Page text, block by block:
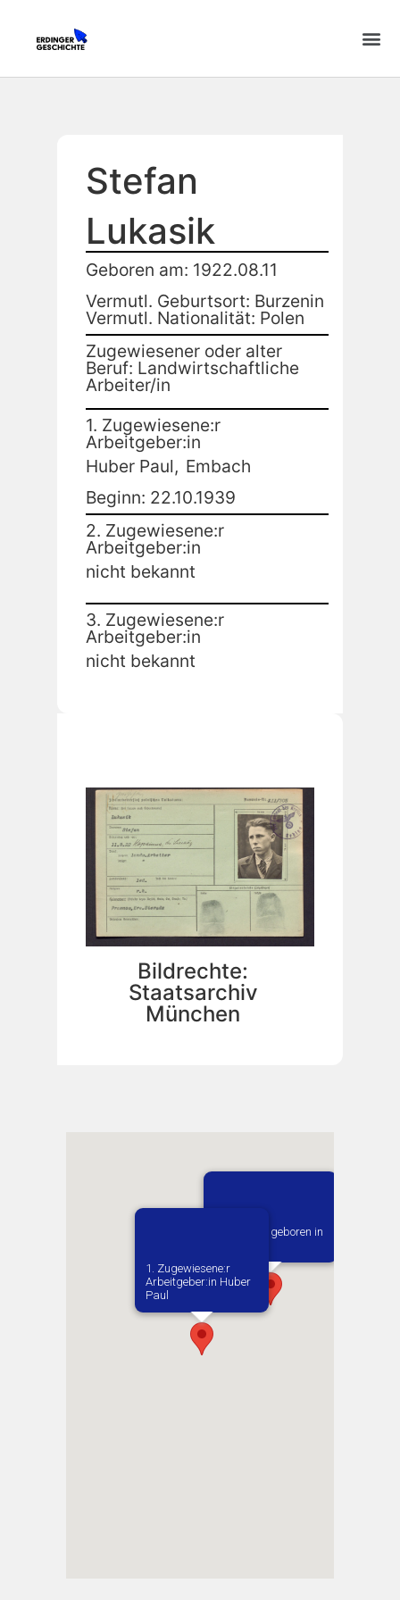
Stefan
Lukasik
Geboren am: 1922.08.11
Vermutl. Geburtsort: Burzenin
Vermutl. Nationalität: Polen
Zugewiesener oder alter
Beruf: Landwirtschaftliche
Arbeiter/in
1. Zugewiesene:r
Arbeitgeber:in
Huber Paul, Embach
Beginn: 22.10.1939
2. Zugewiesene:r
Arbeitgeber:in
nicht bekannt
3. Zugewiesene:r
Arbeitgeber:in
nicht bekannt
Bildrechte:
Staatsarchiv
München
Vermutlich geboren in
1. Zugewiesene:r
Arbeitgeber:in​ Huber
Paul